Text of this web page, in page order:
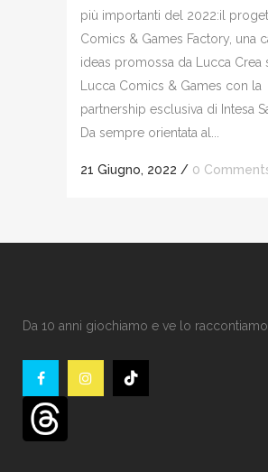
più importanti del 2022:il
Comics & Games Factory, una
ideas promossa da Lucca Crea
Lucca Comics & Games con la
partnership esclusiva di Intesa
Da sempre orientata al...
21 Giugno, 2022 / 0
Da 10 anni giochiamo e ve lo raccontiamo.